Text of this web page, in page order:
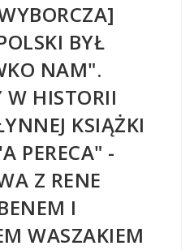
BYŁ
NAM".
W HISTORII
KSIĄŻKI
PERECA" -
Z RENE
I
WASZAKIEM